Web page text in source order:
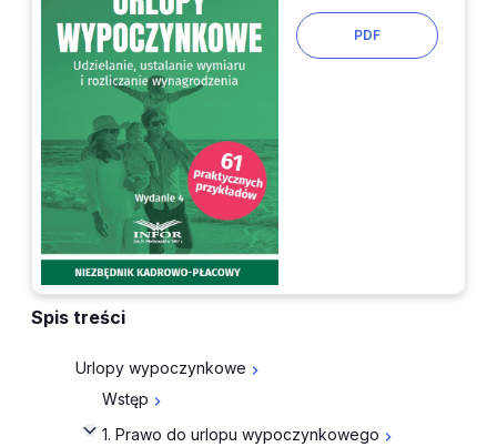
PDF
Spis treści
Urlopy wypoczynkowe
Wstęp
1. Prawo do urlopu wypoczynkowego